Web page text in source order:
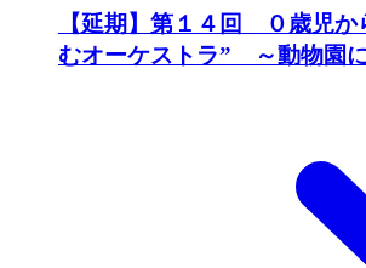
【延期】第１４回 ０歳児か
むオーケストラ” ～動物園